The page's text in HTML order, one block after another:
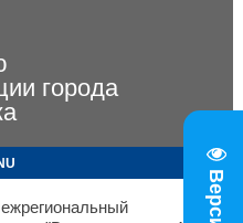
города